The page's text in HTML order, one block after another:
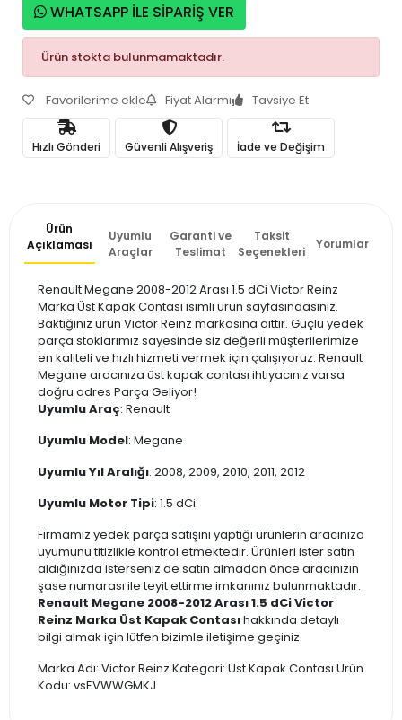
WHATSAPP İLE SİPARİŞ VER
Ürün stokta bulunmamaktadır.
Favorilerime ekle Fiyat Alarmı Tavsiye Et
Hızlı Gönderi Güvenli Alışveriş İade ve Değişim
Ürün
Açıklaması
Uyumlu
Araçlar
Garanti ve
Teslimat
Taksit
Seçenekleri
Yorumlar
Renault Megane 2008-2012 Arası 1.5 dCi Victor Reinz
Marka Üst Kapak Contası isimli ürün sayfasındasınız.
Baktığınız ürün Victor Reinz markasına aittir. Güçlü yedek
parça stoklarımız sayesinde siz değerli müşterilerimize
en kaliteli ve hızlı hizmeti vermek için çalışıyoruz. Renault
Megane aracınıza üst kapak contası ihtiyacınız varsa
doğru adres Parça Geliyor!
Uyumlu Araç: Renault
Uyumlu Model: Megane
Uyumlu Yıl Aralığı: 2008, 2009, 2010, 2011, 2012
Uyumlu Motor Tipi: 1.5 dCi
Firmamız yedek parça satışını yaptığı ürünlerin aracınıza
uyumunu titizlikle kontrol etmektedir. Ürünleri ister satın
aldığınızda isterseniz de satın almadan önce aracınızın
şase numarası ile teyit ettirme imkanınız bulunmaktadır.
Renault Megane 2008-2012 Arası 1.5 dCi Victor
Reinz Marka Üst Kapak Contasıhakkında detaylı
bilgi almak için lütfen bizimle iletişime geçiniz.
Marka Adı: Victor Reinz Kategori: Üst Kapak Contası Ürün
Kodu: vsEVWWGMKJ